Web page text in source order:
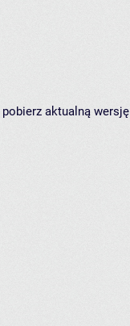
aktualną wersję